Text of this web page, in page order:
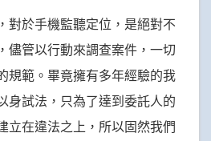
對於手機監聽定位，是絕對不
儘管以行動來調查案件，一切
規範。畢竟擁有多年經驗的我
身試法，只為了達到委託人的
立在違法之上，所以固然我們